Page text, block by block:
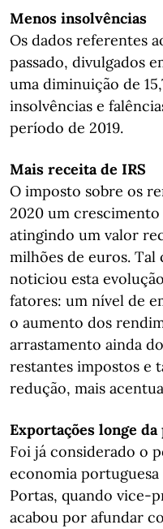
Menos insolvências
Os dados referentes
passado, divulgados
uma diminuição de
insolvências e
período de 2019.
Mais receita de IRS
O imposto sobre os
2020 um crescimento
atingindo um valor
milhões de euros.
noticiou esta
fatores: um nível de
o aumento dos
arrastamento ainda
restantes impostos e
redução, mais
Exportações longe
Foi já considerado o
economia portuguesa
Portas, quando vice-
acabou por afundar